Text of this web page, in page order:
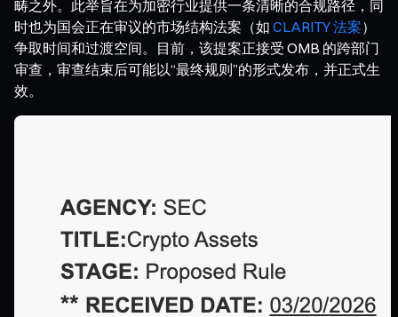
畴之外。此举旨在为加密行业提供一条清晰的合规路径，同
时也为国会正在审议的市场结构法案（如 CLARITY 法案）
争取时间和过渡空间。目前，该提案正接受 OMB 的跨部门
审查，审查结束后可能以“最终规则”的形式发布，并正式生
效。